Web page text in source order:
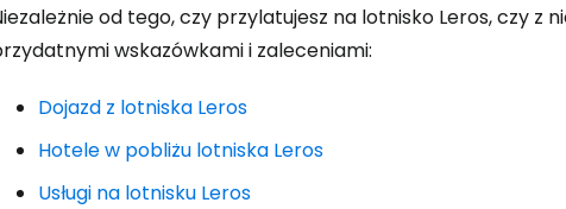
od tego, czy przylatujesz na lotnisko Leros, czy z
wskazówkami i zaleceniami:
Dojazd z lotniska Leros
Hotele w pobliżu lotniska Leros
Usługi na lotnisku Leros